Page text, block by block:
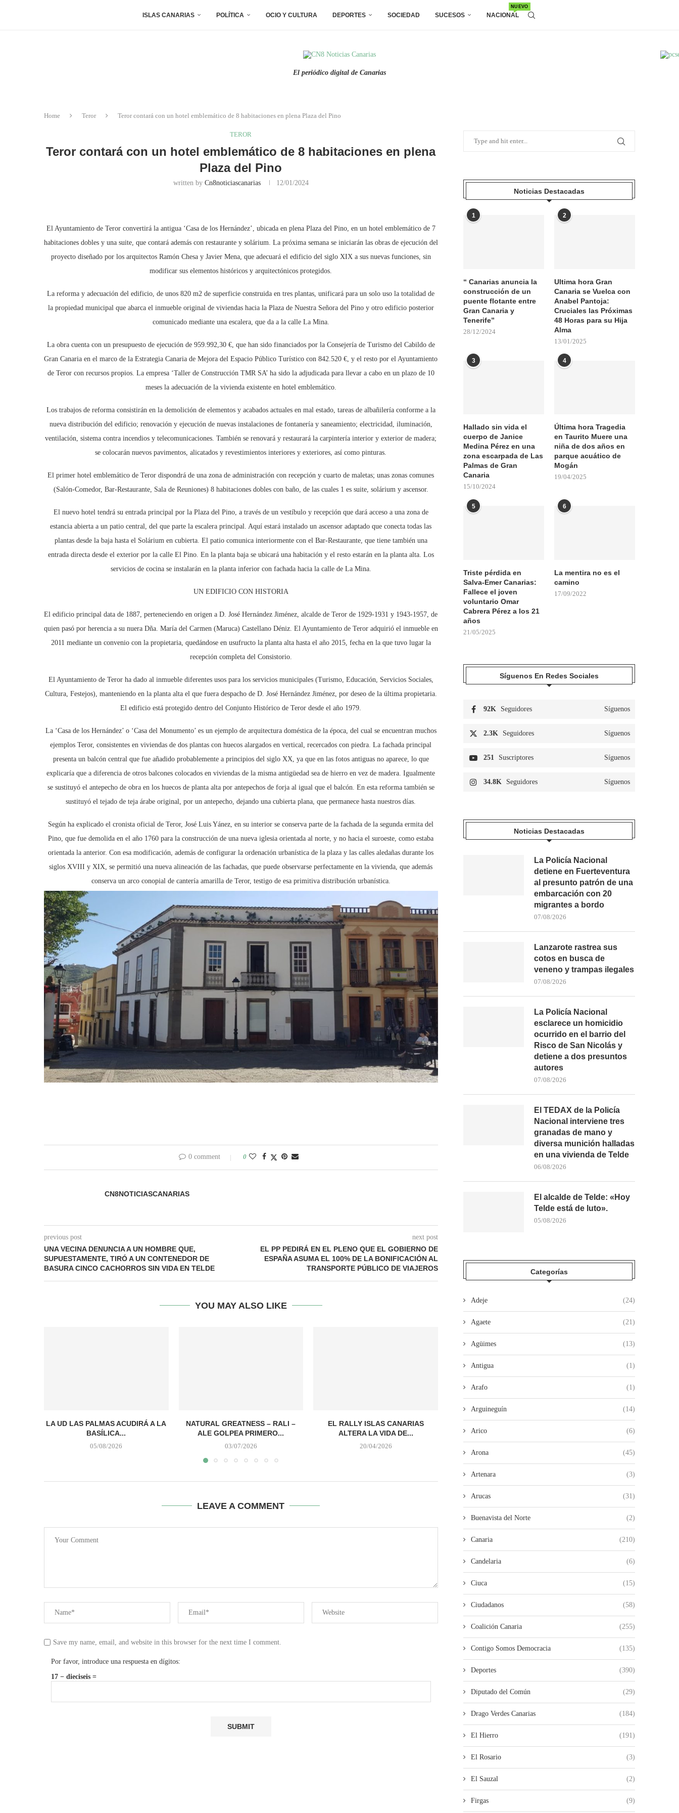
ISLAS CANARIAS POLÍTICA OCIO Y CULTURA DEPORTES SOCIEDAD SUCESOS NACIONAL
NUEVO
El periódico digital de Canarias
Home Teror Teror contará con un hotel emblemático de 8 habitaciones en plena Plaza del Pino
TEROR
Teror contará con un hotel emblemático de 8 habitaciones en plena
Plaza del Pino
written by Cn8noticiascanarias 12/01/2024
El Ayuntamiento de Teror convertirá la antigua ‘Casa de los Hernández’, ubicada en plena Plaza del Pino, en un hotel emblemático de 7
habitaciones dobles y una suite, que contará además con restaurante y solárium. La próxima semana se iniciarán las obras de ejecución del
proyecto diseñado por los arquitectos Ramón Chesa y Javier Mena, que adecuará el edificio del siglo XIX a sus nuevas funciones, sin
modificar sus elementos históricos y arquitectónicos protegidos.
La reforma y adecuación del edificio, de unos 820 m2 de superficie construida en tres plantas, unificará para un solo uso la totalidad de
la propiedad municipal que abarca el inmueble original de viviendas hacia la Plaza de Nuestra Señora del Pino y otro edificio posterior
comunicado mediante una escalera, que da a la calle La Mina.
La obra cuenta con un presupuesto de ejecución de 959.992,30 €, que han sido financiados por la Consejería de Turismo del Cabildo de
Gran Canaria en el marco de la Estrategia Canaria de Mejora del Espacio Público Turístico con 842.520 €, y el resto por el Ayuntamiento
de Teror con recursos propios. La empresa ‘Taller de Construcción TMR SA’ ha sido la adjudicada para llevar a cabo en un plazo de 10
meses la adecuación de la vivienda existente en hotel emblemático.
Los trabajos de reforma consistirán en la demolición de elementos y acabados actuales en mal estado, tareas de albañilería conforme a la
nueva distribución del edificio; renovación y ejecución de nuevas instalaciones de fontanería y saneamiento; electricidad, iluminación,
ventilación, sistema contra incendios y telecomunicaciones. También se renovará y restaurará la carpintería interior y exterior de madera;
se colocarán nuevos pavimentos, alicatados y revestimientos interiores y exteriores, así como pinturas.
El primer hotel emblemático de Teror dispondrá de una zona de administración con recepción y cuarto de maletas; unas zonas comunes
(Salón-Comedor, Bar-Restaurante, Sala de Reuniones) 8 habitaciones dobles con baño, de las cuales 1 es suite, solárium y ascensor.
El nuevo hotel tendrá su entrada principal por la Plaza del Pino, a través de un vestíbulo y recepción que dará acceso a una zona de
estancia abierta a un patio central, del que parte la escalera principal. Aquí estará instalado un ascensor adaptado que conecta todas las
plantas desde la baja hasta el Solárium en cubierta. El patio comunica interiormente con el Bar-Restaurante, que tiene también una
entrada directa desde el exterior por la calle El Pino. En la planta baja se ubicará una habitación y el resto estarán en la planta alta. Los
servicios de cocina se instalarán en la planta inferior con fachada hacia la calle de La Mina.
UN EDIFICIO CON HISTORIA
El edificio principal data de 1887, perteneciendo en origen a D. José Hernández Jiménez, alcalde de Teror de 1929-1931 y 1943-1957, de
quien pasó por herencia a su nuera Dña. María del Carmen (Maruca) Castellano Déniz. El Ayuntamiento de Teror adquirió el inmueble en
2011 mediante un convenio con la propietaria, quedándose en usufructo la planta alta hasta el año 2015, fecha en la que tuvo lugar la
recepción completa del Consistorio.
El Ayuntamiento de Teror ha dado al inmueble diferentes usos para los servicios municipales (Turismo, Educación, Servicios Sociales,
Cultura, Festejos), manteniendo en la planta alta el que fuera despacho de D. José Hernández Jiménez, por deseo de la última propietaria.
El edificio está protegido dentro del Conjunto Histórico de Teror desde el año 1979.
La ‘Casa de los Hernández’ o ‘Casa del Monumento’ es un ejemplo de arquitectura doméstica de la época, del cual se encuentran muchos
ejemplos Teror, consistentes en viviendas de dos plantas con huecos alargados en vertical, recercados con piedra. La fachada principal
presenta un balcón central que fue añadido probablemente a principios del siglo XX, ya que en las fotos antiguas no aparece, lo que
explicaría que a diferencia de otros balcones colocados en viviendas de la misma antigüedad sea de hierro en vez de madera. Igualmente
se sustituyó el antepecho de obra en los huecos de planta alta por antepechos de forja al igual que el balcón. En esta reforma también se
sustituyó el tejado de teja árabe original, por un antepecho, dejando una cubierta plana, que permanece hasta nuestros días.
Según ha explicado el cronista oficial de Teror, José Luis Yánez, en su interior se conserva parte de la fachada de la segunda ermita del
Pino, que fue demolida en el año 1760 para la construcción de una nueva iglesia orientada al norte, y no hacia el suroeste, como estaba
orientada la anterior. Con esa modificación, además de configurar la ordenación urbanística de la plaza y las calles aledañas durante los
siglos XVIII y XIX, se permitió una nueva alineación de las fachadas, que puede observarse perfectamente en la vivienda, que además
conserva un arco conopial de cantería amarilla de Teror, testigo de esa primitiva distribución urbanística.
0 comment 0
CN8NOTICIASCANARIAS
previous post
UNA VECINA DENUNCIA A UN HOMBRE QUE,
SUPUESTAMENTE, TIRÓ A UN CONTENEDOR DE
BASURA CINCO CACHORROS SIN VIDA EN TELDE
next post
EL PP PEDIRÁ EN EL PLENO QUE EL GOBIERNO DE
ESPAÑA ASUMA EL 100% DE LA BONIFICACIÓN AL
TRANSPORTE PÚBLICO DE VIAJEROS
YOU MAY ALSO LIKE
LA UD LAS PALMAS ACUDIRÁ A LA
BASÍLICA...
05/08/2026
NATURAL GREATNESS – RALI –
ALE GOLPEA PRIMERO...
03/07/2026
EL RALLY ISLAS CANARIAS
ALTERA LA VIDA DE...
20/04/2026
MOMENTOS DE TENSIÓN TRAS...
DE CANARIAS LA
LEAVE A COMMENT
Save my name, email, and website in this browser for the next time I comment.
Por favor, introduce una respuesta en dígitos:
17 − dieciseis =
Noticias Destacadas
1
“ Canarias anuncia la
construcción de un
puente flotante entre
Gran Canaria y
Tenerife”
28/12/2024
2
Ultima hora Gran
Canaria se Vuelca con
Anabel Pantoja:
Cruciales las Próximas
48 Horas para su Hija
Alma
13/01/2025
3
Hallado sin vida el
cuerpo de Janice
Medina Pérez en una
zona escarpada de Las
Palmas de Gran
Canaria
15/10/2024
4
Última hora Tragedia
en Taurito Muere una
niña de dos años en
parque acuático de
Mogán
19/04/2025
5
Triste pérdida en
Salva-Emer Canarias:
Fallece el joven
voluntario Omar
Cabrera Pérez a los 21
años
21/05/2025
6
La mentira no es el
camino
17/09/2022
Síguenos En Redes Sociales
92K Seguidores Síguenos
2.3K Seguidores Síguenos
251 Suscriptores Síguenos
34.8K Seguidores Síguenos
Noticias Destacadas
La Policía Nacional
detiene en Fuerteventura
al presunto patrón de una
embarcación con 20
migrantes a bordo
07/08/2026
Lanzarote rastrea sus
cotos en busca de
veneno y trampas ilegales
07/08/2026
La Policía Nacional
esclarece un homicidio
ocurrido en el barrio del
Risco de San Nicolás y
detiene a dos presuntos
autores
07/08/2026
El TEDAX de la Policía
Nacional interviene tres
granadas de mano y
diversa munición halladas
en una vivienda de Telde
06/08/2026
El alcalde de Telde: «Hoy
Telde está de luto».
05/08/2026
Categorías
Adeje (24)
Agaete (21)
Agüimes (13)
Antigua (1)
Arafo (1)
Arguineguín (14)
Arico (6)
Arona (45)
Artenara (3)
Arucas (31)
Buenavista del Norte (2)
Canaria (210)
Candelaria (6)
Ciuca (15)
Ciudadanos (58)
Coalición Canaria (255)
Contigo Somos Democracia (135)
Deportes (390)
Diputado del Común (29)
Drago Verdes Canarias (184)
El Hierro (191)
El Rosario (3)
El Sauzal (2)
Firgas (9)